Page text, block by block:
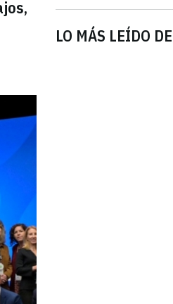
LO MÁS LEÍDO